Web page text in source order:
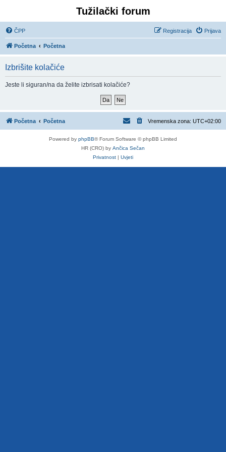
Tužilački forum
ČPP Prijava
Registracija
Početna Početna
Izbrišite kolačiće
Jeste li siguran/na da želite izbrisati kolačiće?
Početna Početna Vremenska zona: UTC+02:00
Powered by phpBB® Forum Software © phpBB Limited
HR (CRO) by Ančica Sečan
Privatnost | Uvjeti